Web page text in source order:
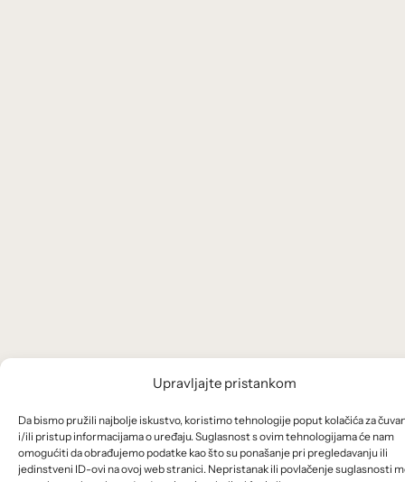
Upravljajte pristankom
Da bismo pružili najbolje iskustvo, koristimo tehnologije poput kolačića za
i/ili pristup informacijama o uređaju. Suglasnost s ovim tehnologijama će nam
omogućiti da obrađujemo podatke kao što su ponašanje pri pregledavanju ili
jedinstveni ID-ovi na ovoj web stranici. Nepristanak ili povlačenje suglasnosti